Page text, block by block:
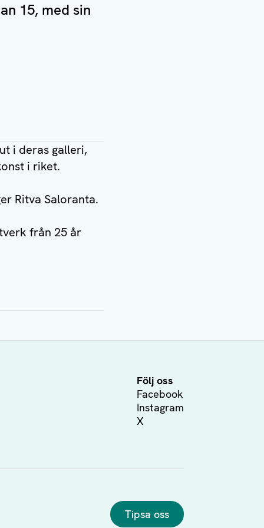
15, med sin
i deras galleri,
i riket.
Ritva Saloranta.
från 25 år
Följ oss
Facebook
Instagram
X
Tipsa oss